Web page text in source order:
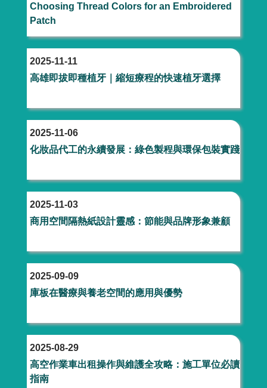
Choosing Thread Colors for an Embroidered
Patch
2025-11-11
高雄即拔即種植牙｜縮短療程的快速植牙選擇
2025-11-06
化妝品代工的永續發展：綠色製程與環保包裝實踐
2025-11-03
商用空間隔熱紙設計靈感：節能與品牌形象兼顧
2025-09-09
庫板在醫療與養老空間的應用與優勢
2025-08-29
高空作業車出租操作與維護全攻略：施工單位必讀
指南